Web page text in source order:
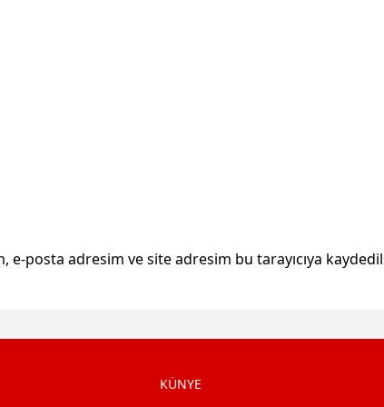
e-posta adresim ve site adresim bu tarayıcıya
KÜNYE